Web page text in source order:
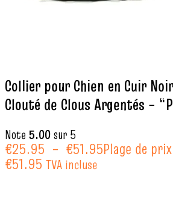
Collier pour Chien en Cuir
Clouté de Clous Argentés –
Note 5.00sur 5
€25.95 – €51.95Plage de
€51.95 TVA incluse